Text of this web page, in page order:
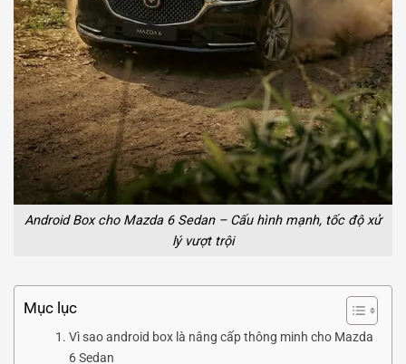
Android Box cho Mazda 6 Sedan – Cấu hình mạnh, tốc độ xử
lý vượt trội
Mục lục
Vì sao android box là nâng cấp thông minh cho Mazda
6 Sedan